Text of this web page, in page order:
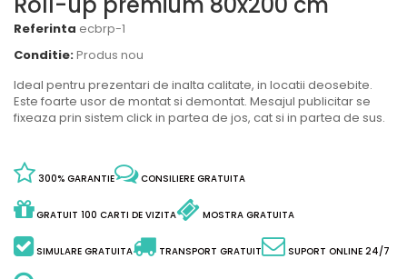
Referinta ecbrp-1
Conditie:Produs nou
Ideal pentru prezentari de inalta calitate, in locatii deosebite.
Este foarte usor de montat si demontat. Mesajul publicitar se
fixeaza prin sistem click in partea de jos, cat si in partea de sus.
300% GARANTIE CONSILIERE GRATUITA
GRATUIT 100 CARTI DE VIZITA MOSTRA GRATUITA
SIMULARE GRATUITA TRANSPORT GRATUIT SUPORT ONLINE 24/7